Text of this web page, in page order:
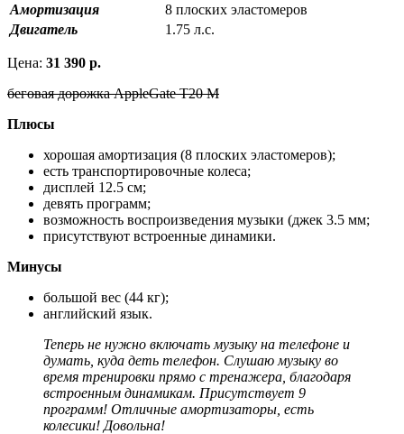
Амортизация
8 плоских эластомеров
Двигатель
1.75 л.с.
Цена: 31 390 р.
беговая дорожка AppleGate T20 М
Плюсы
хорошая амортизация (8 плоских эластомеров);
есть транспортировочные колеса;
дисплей 12.5 см;
девять программ;
возможность воспроизведения музыки (джек 3.5 мм;
присутствуют встроенные динамики.
Минусы
большой вес (44 кг);
английский язык.
Теперь не нужно включать музыку на телефоне и
думать, куда деть телефон. Слушаю музыку во
время тренировки прямо с тренажера, благодаря
встроенным динамикам. Присутствует 9
программ! Отличные амортизаторы, есть
колесики! Довольна!